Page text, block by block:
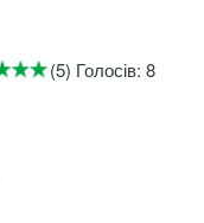
(5) Голосів: 8